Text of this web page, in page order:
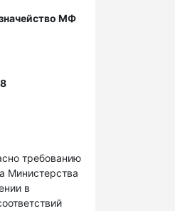
МФ
требованию
Министерства
в